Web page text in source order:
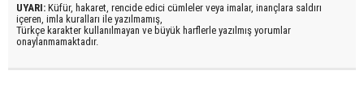
UYARI: Küfür, hakaret, rencide edici cümleler veya imalar, inançlara saldırı
içeren, imla kuralları ile yazılmamış,
Türkçe karakter kullanılmayan ve büyük harflerle yazılmış yorumlar
onaylanmamaktadır.